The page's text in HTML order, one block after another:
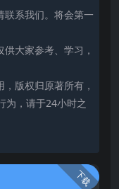
联系我们。将会第一
大家参考、学习，
版权归原著所有，
为，请于24小时之
下载